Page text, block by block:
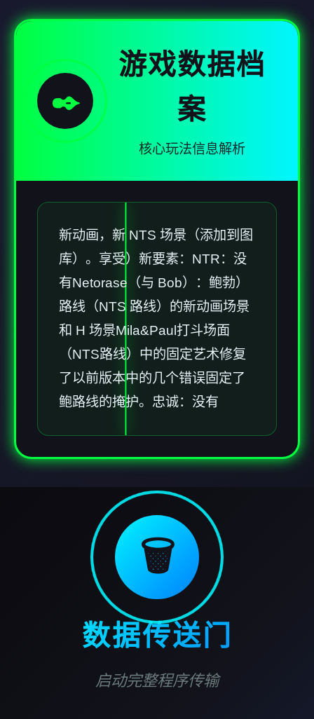
✒️
游戏数据档
案
核心玩法信息解析
新动画，新 NTS 场景（添加到图
库）。享受）新要素：NTR：没
有Netorase（与 Bob）：鲍勃）
路线（NTS 路线）的新动画场景
和 H 场景Mila&Paul打斗场面
（NTS路线）中的固定艺术修复
了以前版本中的几个错误固定了
鲍路线的掩护。忠诚：没有
🗑️
数据传送门
启动完整程序传输